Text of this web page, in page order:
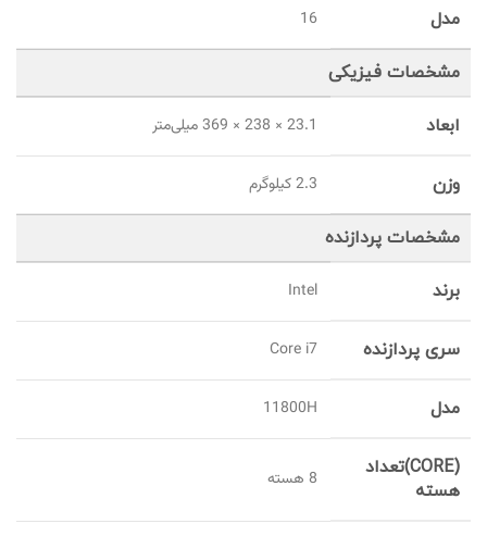
مدل 16
مشخصات فیزیکی
ابعاد 23.1 × 238 × 369 میلی‌متر
وزن 2.3 کیلوگرم
مشخصات پردازنده
برند Intel
سری پردازنده Core i7
مدل 11800H
(CORE)تعداد
هسته
8 هسته